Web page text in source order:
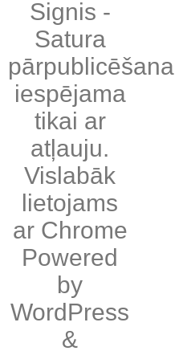
Signis -
Satura
pārpublicēšana
iespējama
tikai ar
atļauju.
Vislabāk
lietojams
ar Chrome
Powered
by
WordPress
&